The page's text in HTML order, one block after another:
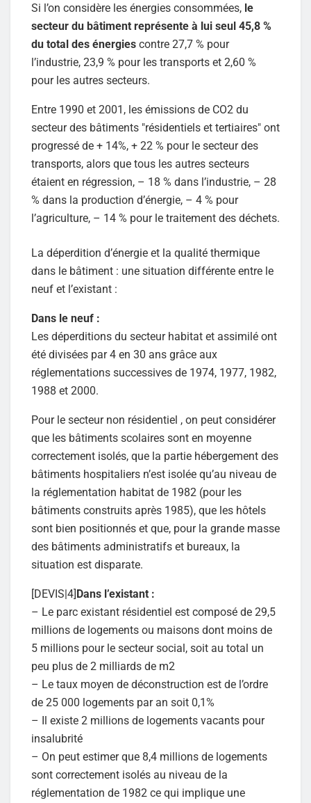
Si l’on considère les énergies consommées, le
secteur du bâtiment représente à lui seul 45,8 %
du total des énergies contre 27,7 % pour
l’industrie, 23,9 % pour les transports et 2,60 %
pour les autres secteurs.
Entre 1990 et 2001, les émissions de CO2 du
secteur des bâtiments "résidentiels et tertiaires" ont
progressé de + 14%, + 22 % pour le secteur des
transports, alors que tous les autres secteurs
étaient en régression, – 18 % dans l’industrie, – 28
% dans la production d’énergie, – 4 % pour
l’agriculture, – 14 % pour le traitement des déchets.
La déperdition d’énergie et la qualité thermique
dans le bâtiment : une situation différente entre le
neuf et l’existant :
Dans le neuf :
Les déperditions du secteur habitat et assimilé ont
été divisées par 4 en 30 ans grâce aux
réglementations successives de 1974, 1977, 1982,
1988 et 2000.
Pour le secteur non résidentiel , on peut considérer
que les bâtiments scolaires sont en moyenne
correctement isolés, que la partie hébergement des
bâtiments hospitaliers n’est isolée qu’au niveau de
la réglementation habitat de 1982 (pour les
bâtiments construits après 1985), que les hôtels
sont bien positionnés et que, pour la grande masse
des bâtiments administratifs et bureaux, la
situation est disparate.
[DEVIS|4]Dans l’existant :
– Le parc existant résidentiel est composé de 29,5
millions de logements ou maisons dont moins de
5 millions pour le secteur social, soit au total un
peu plus de 2 milliards de m2
– Le taux moyen de déconstruction est de l’ordre
de 25 000 logements par an soit 0,1%
– Il existe 2 millions de logements vacants pour
insalubrité
– On peut estimer que 8,4 millions de logements
sont correctement isolés au niveau de la
réglementation de 1982 ce qui implique une